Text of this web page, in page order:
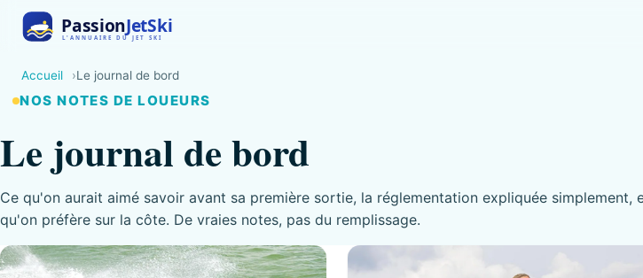
Accueil Le journal de bord
NOS NOTES DE LOUEURS
Le journal de bord
Ce qu'on aurait aimé savoir avant sa première sortie, la réglementation expliquée simplement,
qu'on préfère sur la côte. De vraies notes, pas du remplissage.